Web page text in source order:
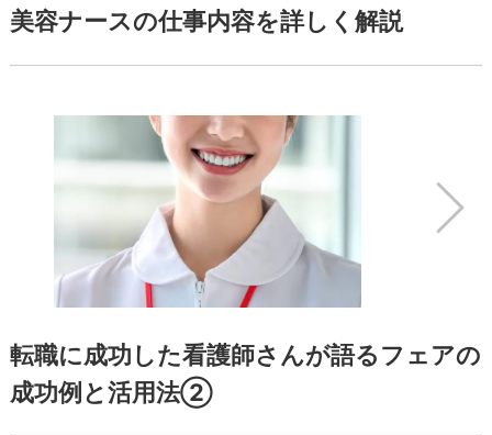
美容ナースの仕事内容を詳しく解説
転職に成功した看護師さんが語るフェアの
成功例と活用法②